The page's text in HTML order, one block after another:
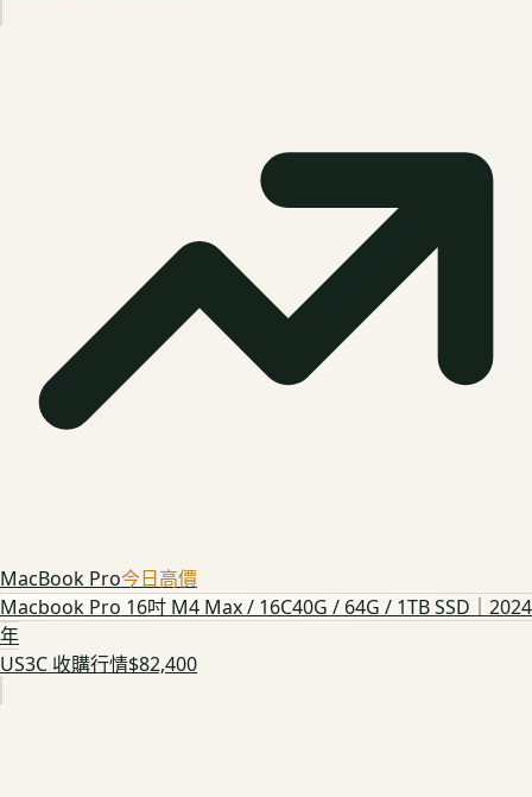
MacBook Pro今日高價
Macbook Pro 16吋 M4 Max / 16C40G / 64G / 1TB SSD｜2024
年
US3C 收購行情$82,400